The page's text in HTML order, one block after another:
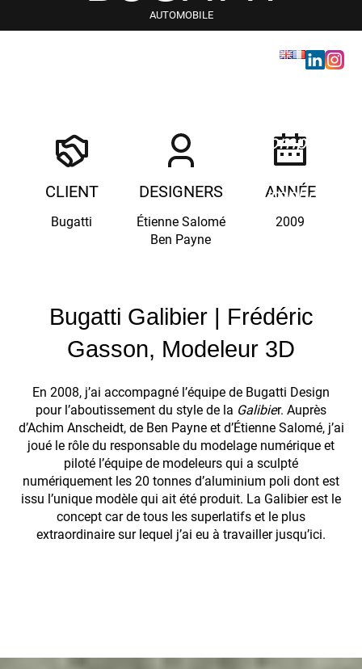
AUTOMOBILE
GALIBIER
Composer
symphonie
CLIENT
Bugatti
DESIGNERS
Étienne Salomé
Ben Payne
ANNÉE
2009
Bugatti Galibier | Frédéric
Gasson, Modeleur 3D
En 2008, j’ai accompagné l’équipe de Bugatti Design
pour l’aboutissement du style de la Galibier. Auprès
d’Achim Anscheidt, de Ben Payne et d’Étienne Salomé, j’ai
joué le rôle du responsable du modelage numérique et
piloté l’équipe de modeleurs qui a sculpté
numériquement les 20 tonnes d’aluminium poli dont est
issu l’unique modèle qui ait été produit. La Galibier est le
concept car de tous les superlatifs et le plus
extraordinaire sur lequel j’ai eu à travailler jusqu’ici.